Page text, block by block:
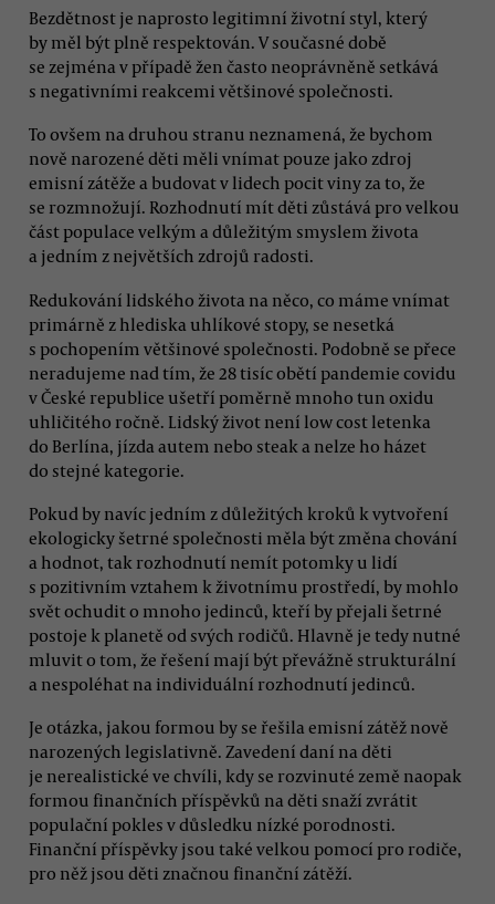
Bezdětnost je naprosto legitimní životní styl, který
by měl být plně respektován. V současné době
se zejména v případě žen často neoprávněně setkává
s negativními reakcemi většinové společnosti.
To ovšem na druhou stranu neznamená, že bychom
nově narozené děti měli vnímat pouze jako zdroj
emisní zátěže a budovat v lidech pocit viny za to, že
se rozmnožují. Rozhodnutí mít děti zůstává pro velkou
část populace velkým a důležitým smyslem života
a jedním z největších zdrojů radosti.
Redukování lidského života na něco, co máme vnímat
primárně z hlediska uhlíkové stopy, se nesetká
s pochopením většinové společnosti. Podobně se přece
neradujeme nad tím, že 28 tisíc obětí pandemie covidu
v České republice ušetří poměrně mnoho tun oxidu
uhličitého ročně. Lidský život není low cost letenka
do Berlína, jízda autem nebo steak a nelze ho házet
do stejné kategorie.
Pokud by navíc jedním z důležitých kroků k vytvoření
ekologicky šetrné společnosti měla být změna chování
a hodnot, tak rozhodnutí nemít potomky u lidí
s pozitivním vztahem k životnímu prostředí, by mohlo
svět ochudit o mnoho jedinců, kteří by přejali šetrné
postoje k planetě od svých rodičů. Hlavně je tedy nutné
mluvit o tom, že řešení mají být převážně strukturální
a nespoléhat na individuální rozhodnutí jedinců.
Je otázka, jakou formou by se řešila emisní zátěž nově
narozených legislativně. Zavedení daní na děti
je nerealistické ve chvíli, kdy se rozvinuté země naopak
formou finančních příspěvků na děti snaží zvrátit
populační pokles v důsledku nízké porodnosti.
Finanční příspěvky jsou také velkou pomocí pro rodiče,
pro něž jsou děti značnou finanční zátěží.